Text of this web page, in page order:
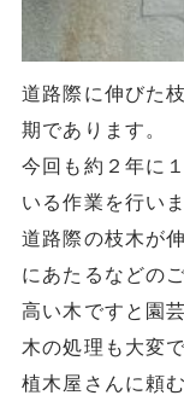
道路際に伸びた
期であります。
今回も約２年に
いる作業を行い
道路際の枝木が
にあたるなどの
高い木ですと園
木の処理も大変で
植木屋さんに頼